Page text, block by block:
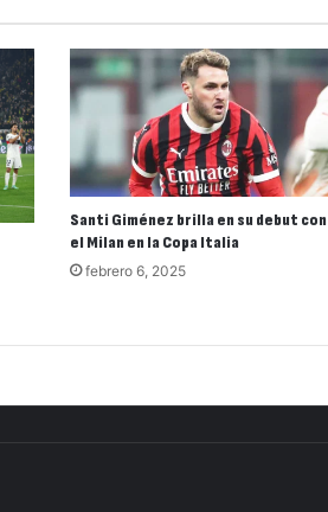
Santi Giménez brilla en su debut con
el Milan en la Copa Italia
febrero 6, 2025